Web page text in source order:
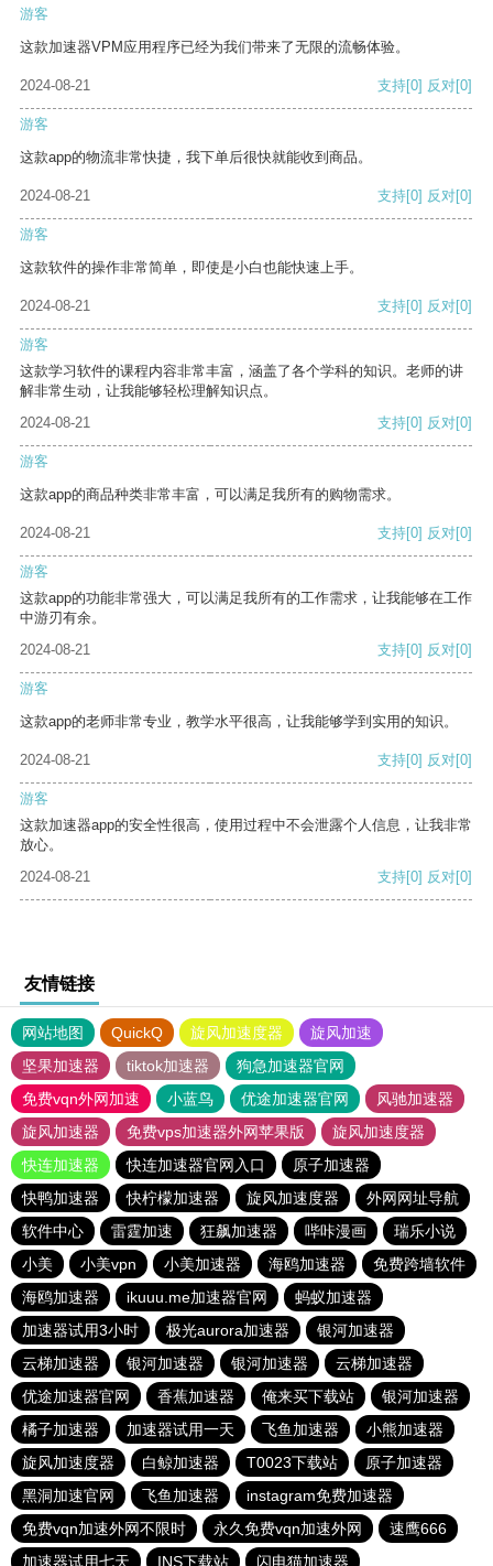
游客
这款加速器VPM应用程序已经为我们带来了无限的流畅体验。
2024-08-21 支持[0] 反对[0]
游客
这款app的物流非常快捷，我下单后很快就能收到商品。
2024-08-21 支持[0] 反对[0]
游客
这款软件的操作非常简单，即使是小白也能快速上手。
2024-08-21 支持[0] 反对[0]
游客
这款学习软件的课程内容非常丰富，涵盖了各个学科的知识。老师的讲
解非常生动，让我能够轻松理解知识点。
2024-08-21
支持[0] 反对[0]
游客
这款app的商品种类非常丰富，可以满足我所有的购物需求。
2024-08-21 支持[0] 反对[0]
游客
这款app的功能非常强大，可以满足我所有的工作需求，让我能够在工作
中游刃有余。
2024-08-21
支持[0] 反对[0]
游客
这款app的老师非常专业，教学水平很高，让我能够学到实用的知识。
2024-08-21 支持[0] 反对[0]
游客
这款加速器app的安全性很高，使用过程中不会泄露个人信息，让我非常
放心。
2024-08-21
支持[0] 反对[0]
友情链接
网站地图 QuickQ 旋风加速度器
旋风加速
坚果加速器
tiktok加速器
狗急加速器官网
免费vqn外网加速
小蓝鸟 优途加速器官网
风驰加速器
旋风加速器
免费vps加速器外网苹果版
旋风加速度器
快连加速器
快连加速器官网入口
原子加速器
快鸭加速器
快柠檬加速器 旋风加速度器
外网网址导航
软件中心
雷霆加速 狂飙加速器 哔咔漫画
瑞乐小说
小美
小美vpn 小美加速器 海鸥加速器
免费跨墙软件
海鸥加速器
ikuuu.me加速器官网
蚂蚁加速器
加速器试用3小时
极光aurora加速器
银河加速器
云梯加速器
银河加速器 银河加速器
云梯加速器
优途加速器官网
香蕉加速器 俺来买下载站
银河加速器
橘子加速器
加速器试用一天 飞鱼加速器
小熊加速器
旋风加速度器
白鲸加速器 T0023下载站
原子加速器
黑洞加速官网
飞鱼加速器
instagram免费加速器
免费vqn加速外网不限时
永久免费vqn加速外网
速鹰666
加速器试用七天
INS下载站 闪电猫加速器